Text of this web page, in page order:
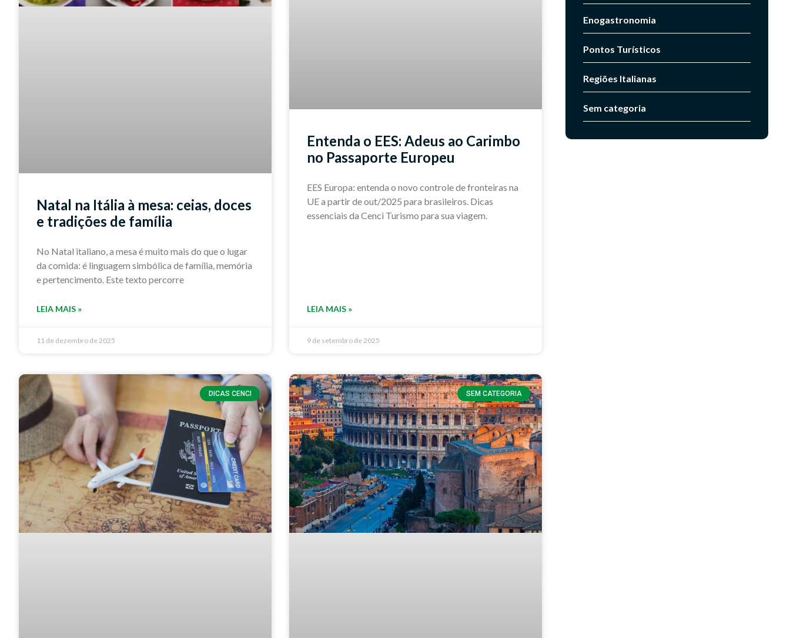
Natal na Itália à mesa: ceias, doces
e tradições de família
No Natal italiano, a mesa é muito mais do que o lugar
da comida: é linguagem simbólica de família, memória
e pertencimento. Este texto percorre
LEIA MAIS »
11 de dezembro de 2025
Entenda o EES: Adeus ao Carimbo
no Passaporte Europeu
EES Europa: entenda o novo controle de fronteiras na
UE a partir de out/2025 para brasileiros. Dicas
essenciais da Cenci Turismo para sua viagem.
LEIA MAIS »
9 de setembro de 2025
DICAS CENCI SEM CATEGORIA
Enogastronomia
Pontos Turísticos
Regiões Italianas
Sem categoria